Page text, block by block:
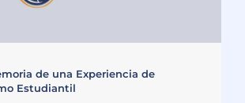
de una Experiencia de
Estudiantil